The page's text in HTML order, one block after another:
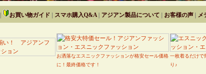
お買い物ガイド スマホ購入Q&A| アジアン製品について お客様の声| メ
お洒落なエスニックファッションが格安セール価格
に！最終価格です！
一枚着るだけで
り♪